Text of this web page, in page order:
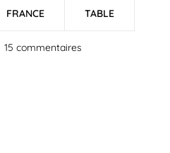
FRANCE TABLE
15 commentaires